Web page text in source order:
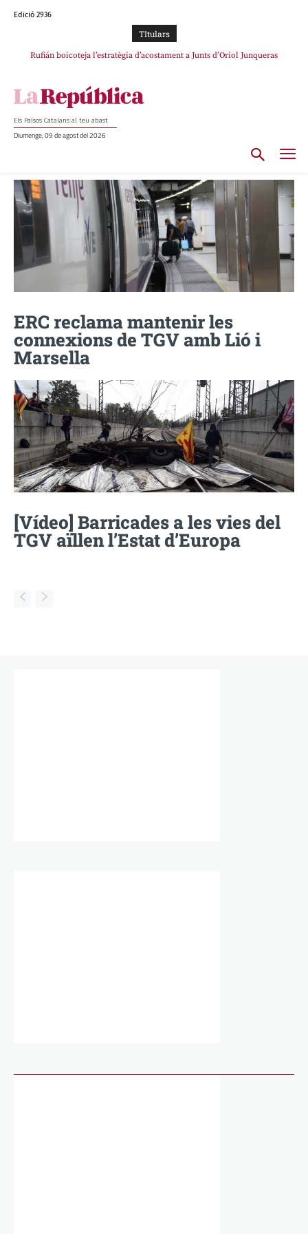
Edició 2936
TItulars
Rufián boicoteja l’estratègia d’acostament a Junts d’Oriol Junqueras
Els Països Catalans al teu abast
Diumenge, 09 de agost del 2026
ERC reclama mantenir les
connexions de TGV amb Lió i
Marsella
[Vídeo] Barricades a les vies del
TGV aïllen l’Estat d’Europa